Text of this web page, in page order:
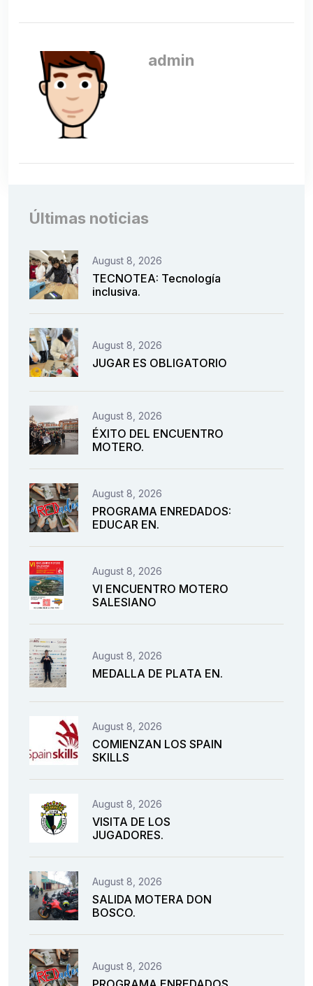
admin
Últimas noticias
August 8, 2026
TECNOTEA: Tecnología
inclusiva.
August 8, 2026
JUGAR ES OBLIGATORIO
August 8, 2026
ÉXITO DEL ENCUENTRO
MOTERO.
August 8, 2026
PROGRAMA ENREDADOS:
EDUCAR EN.
August 8, 2026
VI ENCUENTRO MOTERO
SALESIANO
August 8, 2026
MEDALLA DE PLATA EN.
August 8, 2026
COMIENZAN LOS SPAIN
SKILLS
August 8, 2026
VISITA DE LOS
JUGADORES.
August 8, 2026
SALIDA MOTERA DON
BOSCO.
August 8, 2026